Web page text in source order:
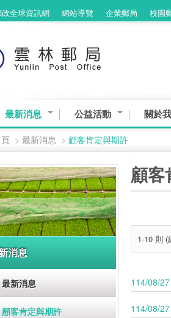
全球資訊網 網站導覽 企業郵局 校園
最新消息 公益活動 關於
> 最新消息 > 顧客肯定與期許
消息
最新消息
顧客肯定與期許
顧客
1-10 則 (
114/08/27
114/08/27